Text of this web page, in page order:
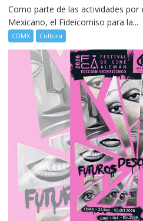
Como parte de las actividades por
Mexicano, el Fideicomiso para la...
CDMX Cultura